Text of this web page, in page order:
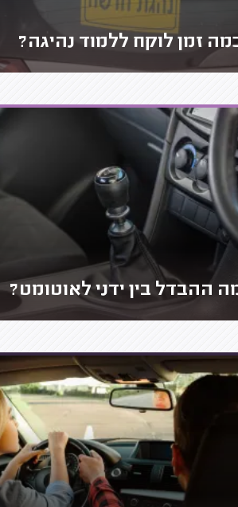
זמן לוקח ללמוד נהיגה?
ההבדל בין ידני לאוטומט?